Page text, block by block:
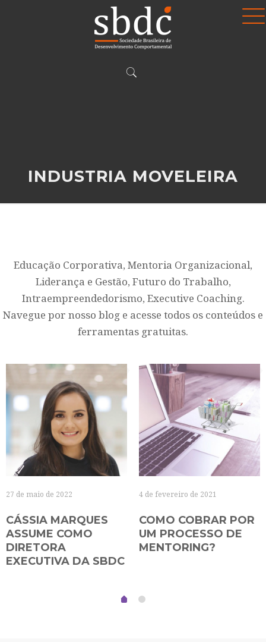
INDUSTRIA MOVELEIRA
Educação Corporativa, Mentoria Organizacional,
Liderança e Gestão, Futuro do Trabalho,
Intraempreendedorismo, Executive Coaching.
Navegue por nosso blog e acesse todos os conteúdos e
ferramentas gratuitas.
27 de maio de 2022
CÁSSIA MARQUES
ASSUME COMO
DIRETORA
EXECUTIVA DA SBDC
4 de fevereiro de 2021
COMO COBRAR POR
UM PROCESSO DE
MENTORING?